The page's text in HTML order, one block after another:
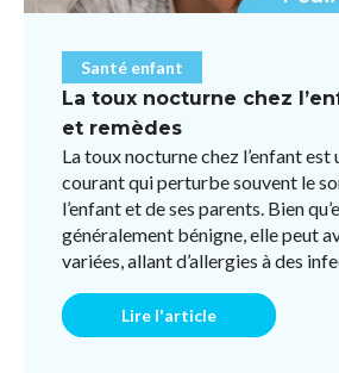
Santé enfant
La toux nocturne chez
et remèdes
La toux nocturne chez l’enfant
courant qui perturbe souvent le
l’enfant et de ses parents. Bien
généralement bénigne, elle peut
variées, allant d’allergies à des
Lire l'article